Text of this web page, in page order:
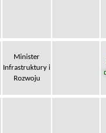
Minister
Infrastruktury i
Rozwoju